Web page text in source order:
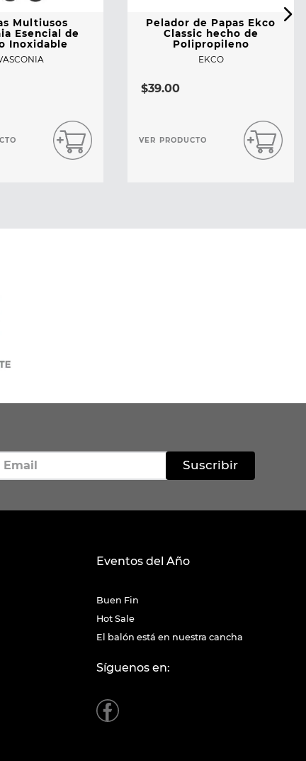
Multiusos
Esencial de
Inoxidable
Pelador de Papas Ekco
Classic hecho de
Polipropileno
EKCO
$39.00
VER PRODUCTO
Suscribir
Eventos del Año
Buen Fin
Hot Sale
El balón está en nuestra cancha
Síguenos en: